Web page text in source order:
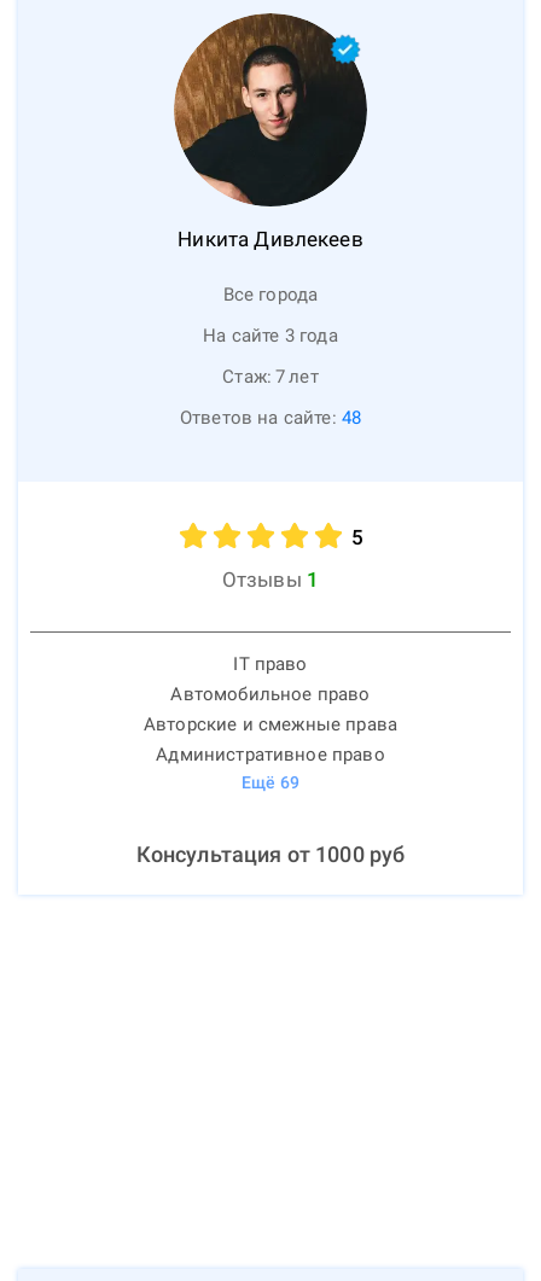
Никита Дивлекеев
Все города
На сайте 3 года
Стаж: 7лет
Ответов на сайте: 48
5
Отзывы 1
IT право
Автомобильное право
Авторские и смежные права
Административное право
Ещё 69
Консультация от 1000руб